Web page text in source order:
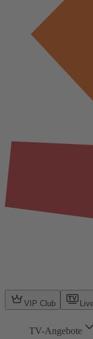
VIP Club
TV-Angebote